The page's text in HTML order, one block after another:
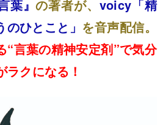
葉』の著者が、 voicy「精
ひとこと」 を音声配信。
“言葉の精神安定剤”で気分
クになる！